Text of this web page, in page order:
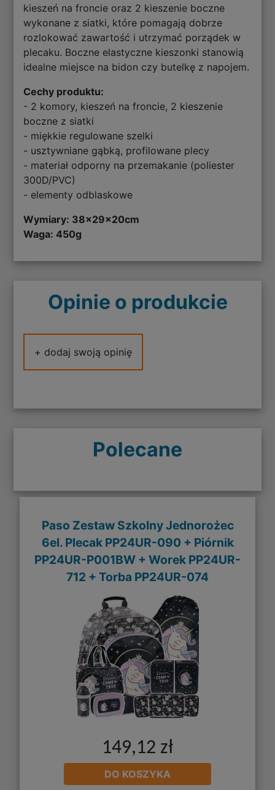
kieszeń na froncie oraz 2 kieszenie boczne
wykonane z siatki, które pomagają dobrze
rozlokować zawartość i utrzymać porządek w
plecaku. Boczne elastyczne kieszonki stanowią
idealne miejsce na bidon czy butelkę z napojem.
Cechy produktu:
- 2 komory, kieszeń na froncie, 2 kieszenie
boczne z siatki
- miękkie regulowane szelki
- usztywniane gąbką, profilowane plecy
- materiał odporny na przemakanie (poliester
300D/PVC)
- elementy odblaskowe
Wymiary: 38x29x20cm
Waga: 450g
Opinie o produkcie
+ dodaj swoją opinię
Polecane
Paso Zestaw Szkolny Jednorożec
6el. Plecak PP24UR-090 + Piórnik
PP24UR-P001BW + Worek PP24UR-
712 + Torba PP24UR-074
149,12 zł
DO KOSZYKA